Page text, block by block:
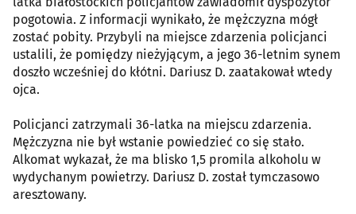
pogotowia. Z informacji wynikało, że mężczyzna mógł
zostać pobity. Przybyli na miejsce zdarzenia policjanci
ustalili, że pomiędzy nieżyjącym, a jego 36-letnim synem
doszło wcześniej do kłótni. Dariusz D. zaatakował wtedy
ojca.
Policjanci zatrzymali 36-latka na miejscu zdarzenia.
Mężczyzna nie był wstanie powiedzieć co się stało.
Alkomat wykazał, że ma blisko 1,5 promila alkoholu w
wydychanym powietrzy. Dariusz D. został tymczasowo
aresztowany.